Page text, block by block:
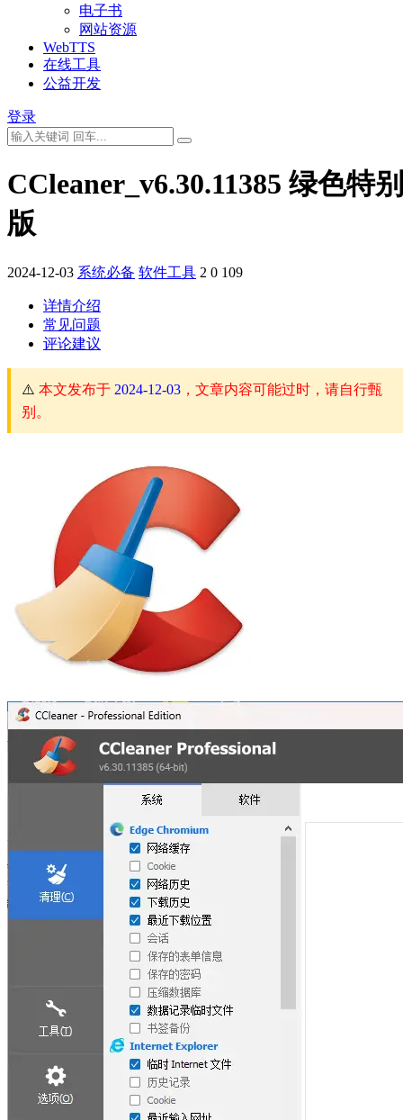
电子书
网站资源
WebTTS
在线工具
公益开发
登录
CCleaner_v6.30.11385 绿色特别
版
2024-12-03 系统必备 软件工具 2 0 109
详情介绍
常见问题
评论建议
⚠️ 本文发布于 2024-12-03 ，文章内容可能过时，请自行甄
别。